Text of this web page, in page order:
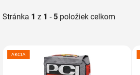
Stránka 1 z 1 - 5 položiek celkom
V
ý AKCIA